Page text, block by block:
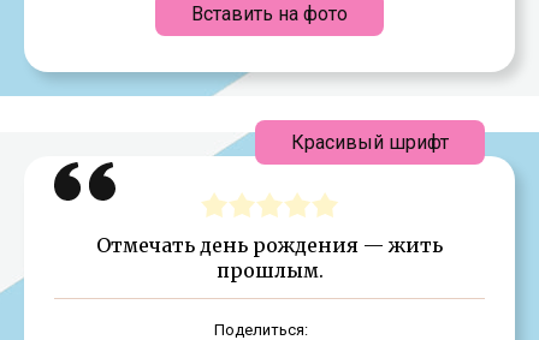
Вставить на фото
Отмечать день рождения — жить
прошлым.
Поделиться:
Красивый шрифт